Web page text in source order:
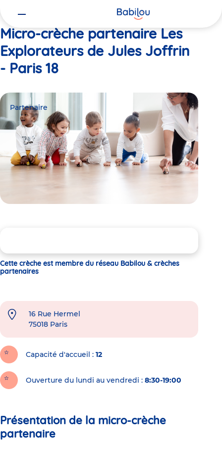
Micro-crèche partenaire Les
Explorateurs de Jules Joffrin
- Paris 18
Partenaire
Cette crèche est membre du réseau Babilou & crèches
partenaires
16 Rue Hermel
75018 Paris
Capacité d'accueil 12
Ouverture du lundi au vendredi : 8:30-19:00
Présentation de la micro-crèche
partenaire